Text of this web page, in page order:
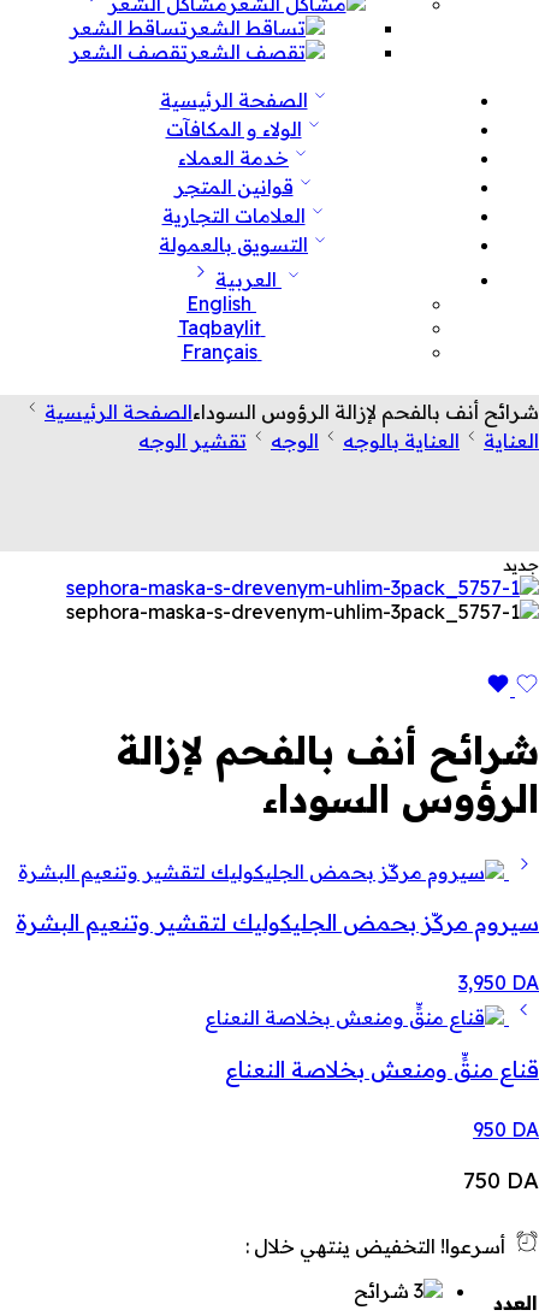
تساقط الشعر
تقصف الشعر
الصفحة الرئيسية
الولاء و المكافآت
خدمة العملاء
قوانين المتجر
العلامات التجارية
التسويق بالعمولة
العربية
English
Taqbaylit
Français
شرائح أنف بالفحم لإزالة الرؤوس السوداءالصفحة الرئيسية
العناية
العناية بالوجه الوجه تقشير الوجه
جديد
شرائح أنف بالفحم لإزالة
الرؤوس السوداء
سيروم مركّز بحمض الجليكوليك لتقشير وتنعيم البشرة
3,950 DA
قناع منقٍّ ومنعش بخلاصة النعناع
950 DA
750 DA
أسرعوا! التخفيض ينتهي خلال :
العدد